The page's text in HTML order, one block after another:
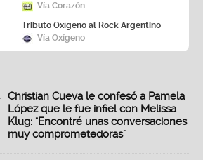
Vía Corazón
Tributo Oxígeno al Rock Argentino
Vía Oxígeno
Christian Cueva le confesó a Pamela
López que le fue infiel con Melissa
Klug: "Encontré unas conversaciones
muy comprometedoras"